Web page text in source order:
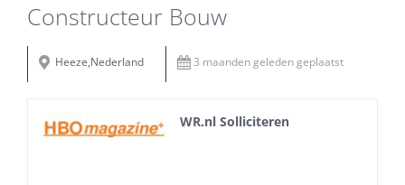
Constructeur Bouw
Heeze,Nederland 3 maanden geleden geplaatst
WR.nl Solliciteren